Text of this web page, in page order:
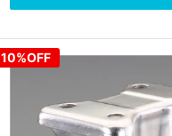
10%OFF